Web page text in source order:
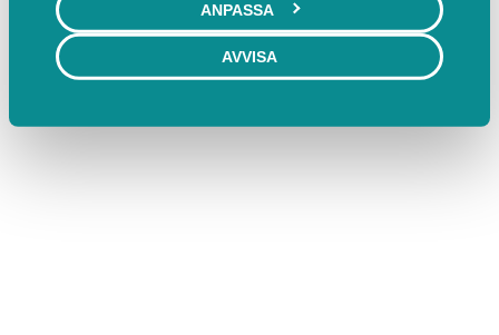
ANPASSA
AVVISA